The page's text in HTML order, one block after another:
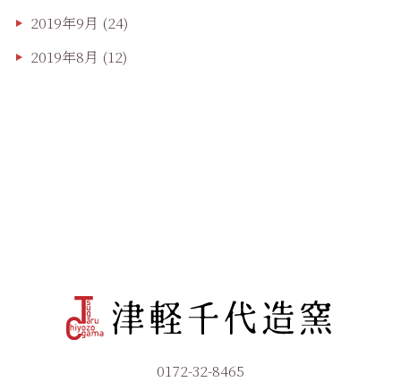
2019年9月 (24)
2019年8月 (12)
0172-32-8465